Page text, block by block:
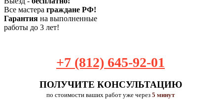
Все мастера граждане РФ!
Гарантия на выполненные
работы до 3 лет!
+7 (812) 645-92-01
ПОЛУЧИТЕ КОНСУЛЬТАЦИЮ
по стоимости ваших работ уже через 5 минут